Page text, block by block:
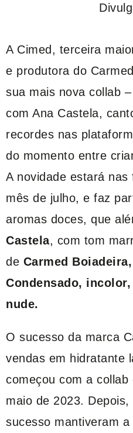
A Cimed, terceira
e produtora do
sua mais nova collab
com Ana Castela,
recordes nas
do momento entre
A novidade estará
mês de julho, e faz
aromas doces, que
Castela, com tom
de Carmed
Condensado,
nude.
O sucesso da marca
vendas em hidratante
começou com a collab
maio de 2023.
sucesso mantiveram